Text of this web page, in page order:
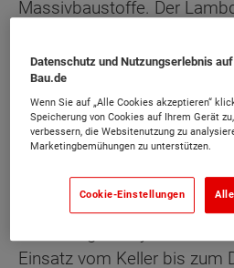
Massivbaustoffe. Der
der Wert ist, desto besser
Dämmeigenschaften des
einer Wanddicke von 36,5
Energiesparhäuser
Wärmedämmung für
Einsatz vom Keller bis zum
Datenschutz und Nutzungserlebnis
Bau.de
Wenn Sie auf „Alle Cookies akzeptieren“
Speicherung von Cookies auf Ihrem Gerät
verbessern, die Websitenutzung zu
Marketingbemühungen zu unterstützen.
Cookie-Einstellungen